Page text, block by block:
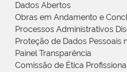
Dados Abertos
Obras em Andamento e
Processos Administrativos
Proteção de Dados Pessoais
Painel Transparência
Comissão de Ética